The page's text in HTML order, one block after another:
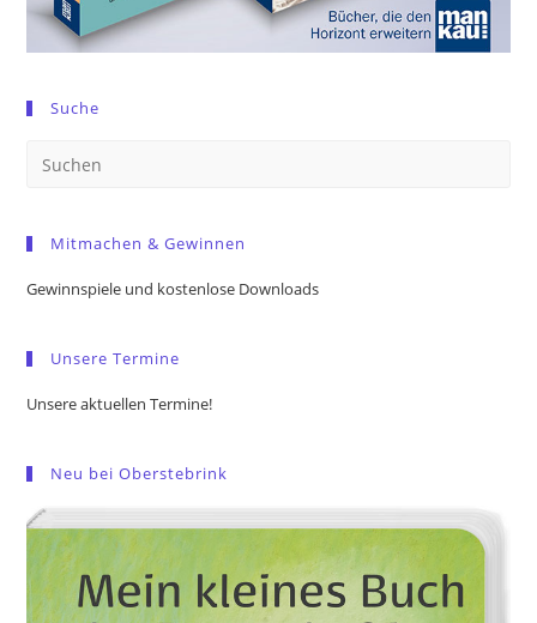
Suche
Mitmachen & Gewinnen
Gewinnspiele und kostenlose Downloads
Unsere Termine
Unsere aktuellen Termine!
Neu bei Oberstebrink